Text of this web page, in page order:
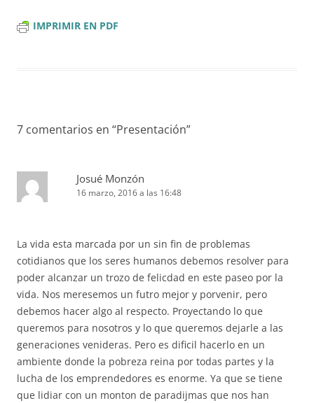
IMPRIMIR EN PDF
7 comentarios en “Presentación”
Josué Monzón
16 marzo, 2016 a las 16:48
La vida esta marcada por un sin fin de problemas
cotidianos que los seres humanos debemos resolver para
poder alcanzar un trozo de felicdad en este paseo por la
vida. Nos meresemos un futro mejor y porvenir, pero
debemos hacer algo al respecto. Proyectando lo que
queremos para nosotros y lo que queremos dejarle a las
generaciones venideras. Pero es dificil hacerlo en un
ambiente donde la pobreza reina por todas partes y la
lucha de los emprendedores es enorme. Ya que se tiene
que lidiar con un monton de paradijmas que nos han